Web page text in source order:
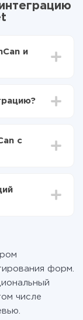
и
из FormCan
минут. В
с
из одной
Подробнее
форм.
числе